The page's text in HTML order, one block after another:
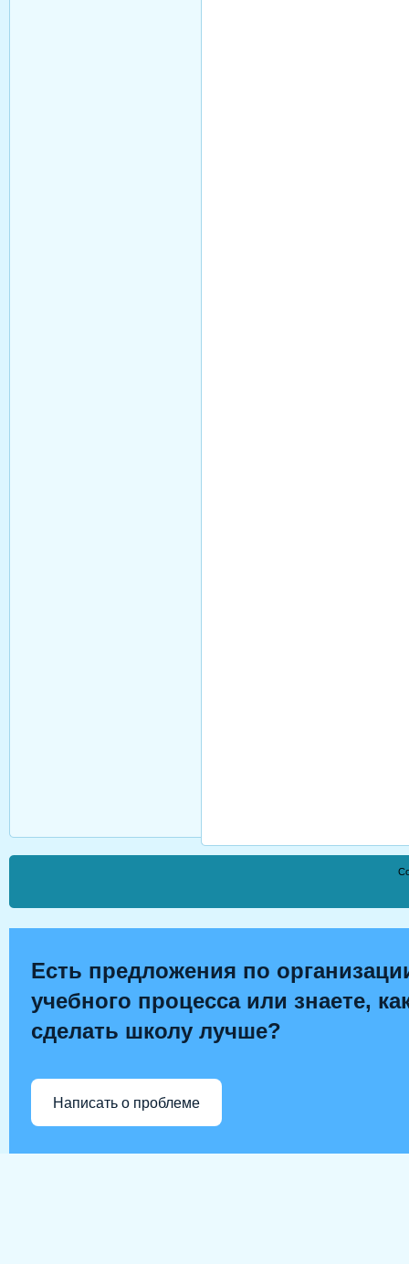
Есть предложения по
учебного процесса или знаете,
сделать школу лучше?
Написать о проблеме